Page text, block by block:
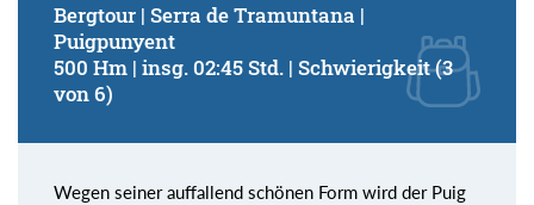
Bergtour | Serra de Tramuntana |
Puigpunyent
500 Hm | insg. 02:45 Std. | Schwierigkeit (3
von 6)
Wegen seiner auffallend schönen Form wird der Puig